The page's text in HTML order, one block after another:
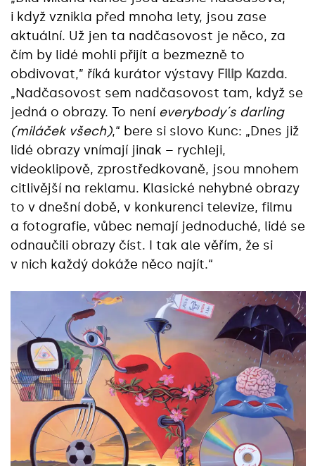
i když vznikla před mnoha lety, jsou zase
aktuální. Už jen ta nadčasovost je něco, za
čím by lidé mohli přijít a bezmezně to
obdivovat,” říká kurátor výstavy Filip Kazda.
„Nadčasovost sem nadčasovost tam, když se
jedná o obrazy. To není everybody´s darling
(miláček všech),“ bere si slovo Kunc: „Dnes již
lidé obrazy vnímají jinak – rychleji,
videoklipově, zprostředkovaně, jsou mnohem
citlivější na reklamu. Klasické nehybné obrazy
to v dnešní době, v konkurenci televize, filmu
a fotografie, vůbec nemají jednoduché, lidé se
odnaučili obrazy číst. I tak ale věřím, že si
v nich každý dokáže něco najít.“